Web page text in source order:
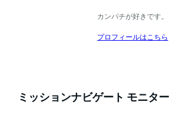
カンパチが好きです。
プロフィールはこちら
ミッションナビゲート モニター